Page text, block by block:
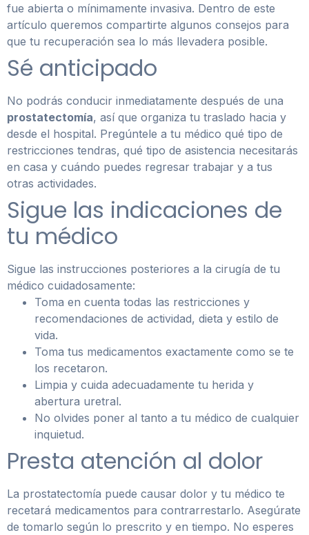
fue abierta o mínimamente invasiva. Dentro de este
artículo queremos compartirte algunos consejos para
que tu recuperación sea lo más llevadera posible.
Sé anticipado
No podrás conducir inmediatamente después de una
prostatectomía, así que organiza tu traslado hacia y
desde el hospital. Pregúntele a tu médico qué tipo de
restricciones tendras, qué tipo de asistencia necesitarás
en casa y cuándo puedes regresar trabajar y a tus
otras actividades.
Sigue las indicaciones de
tu médico
Sigue las instrucciones posteriores a la cirugía de tu
médico cuidadosamente:
Toma en cuenta todas las restricciones y
recomendaciones de actividad, dieta y estilo de
vida.
Toma tus medicamentos exactamente como se te
los recetaron.
Limpia y cuida adecuadamente tu herida y
abertura uretral.
No olvides poner al tanto a tu médico de cualquier
inquietud.
Presta atención al dolor
La prostatectomía puede causar dolor y tu médico te
recetará medicamentos para contrarrestarlo. Asegúrate
de tomarlo según lo prescrito y en tiempo. No esperes